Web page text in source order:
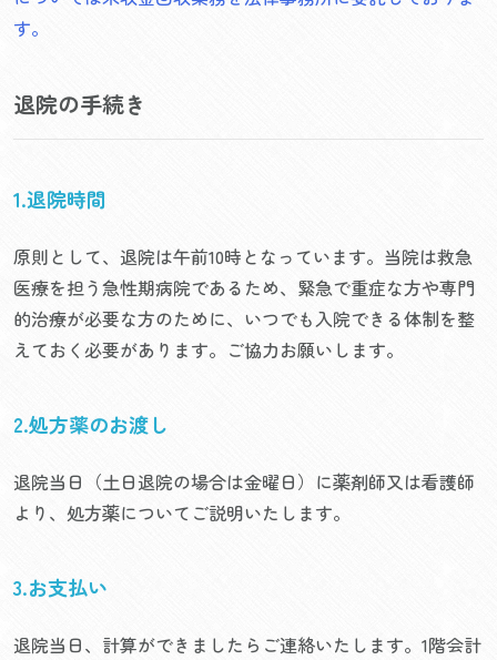
す。
退院の手続き
1.退院時間
原則として、退院は午前10時となっています。当院は救急
医療を担う急性期病院であるため、緊急で重症な方や専門
的治療が必要な方のために、いつでも入院できる体制を整
えておく必要があります。ご協力お願いします。
2.処方薬のお渡し
退院当日（土日退院の場合は金曜日）に薬剤師又は看護師
より、処方薬についてご説明いたします。
3.お支払い
退院当日、計算ができましたらご連絡いたします。1階会計